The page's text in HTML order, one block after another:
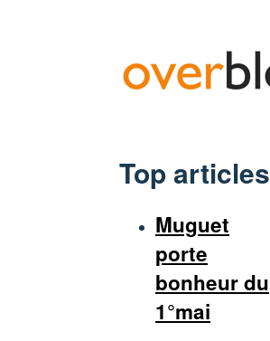
Top articles
Muguet
porte
bonheur du
1°mai